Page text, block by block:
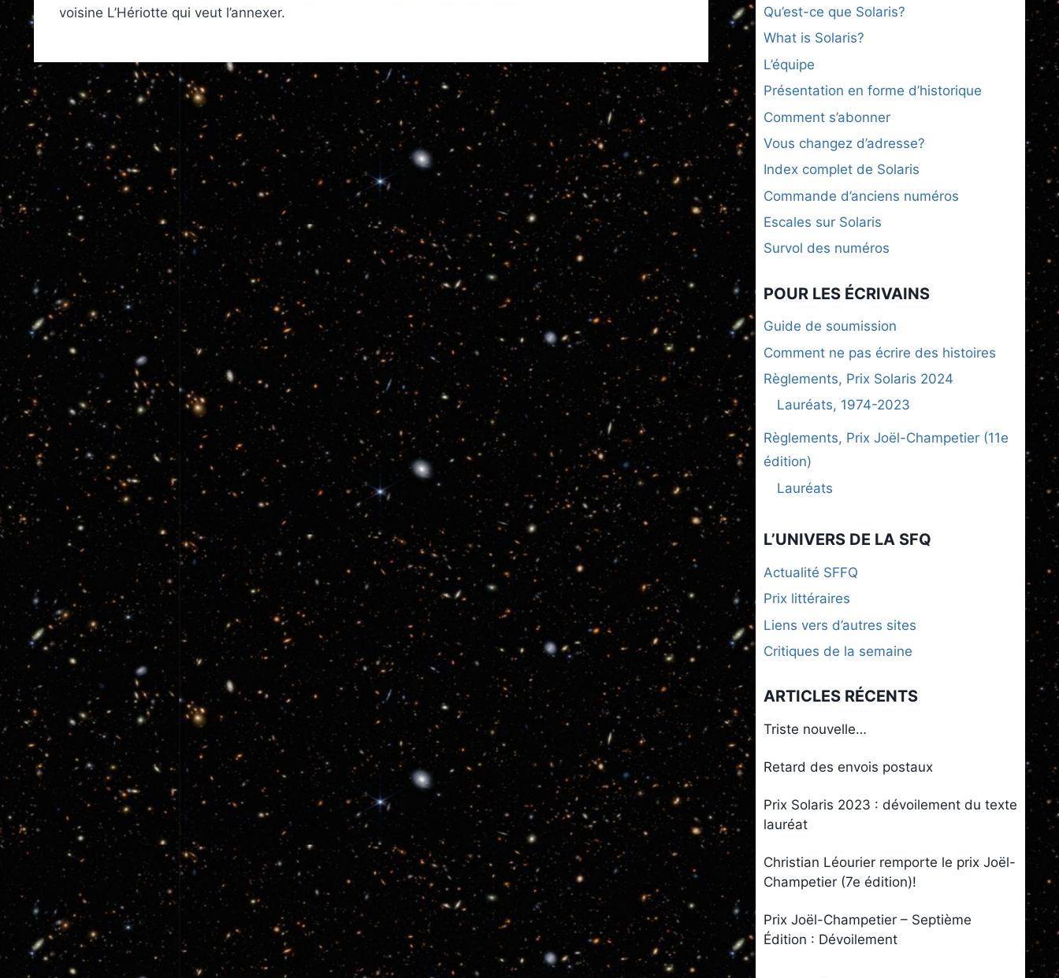
voisine L’Hériotte qui veut l’annexer.
Qu’est-ce que Solaris?
What is Solaris?
L’équipe
Présentation en forme d’historique
Comment s’abonner
Vous changez d’adresse?
Index complet de Solaris
Commande d’anciens numéros
Escales sur Solaris
Survol des numéros
POUR LES ÉCRIVAINS
Guide de soumission
Comment ne pas écrire des histoires
Règlements, Prix Solaris 2024
Lauréats, 1974-2023
Règlements, Prix Joël-Champetier (11e
édition)
Lauréats
L’UNIVERS DE LA SFQ
Actualité SFFQ
Prix littéraires
Liens vers d’autres sites
Critiques de la semaine
ARTICLES RÉCENTS
Triste nouvelle…
Retard des envois postaux
Prix Solaris 2023 : dévoilement du texte
lauréat
Christian Léourier remporte le prix Joël-
Champetier (7e édition)!
Prix Joël-Champetier – Septième
Édition : Dévoilement